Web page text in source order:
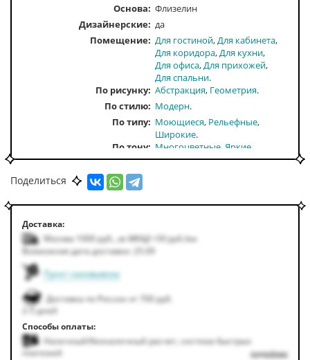
Основа: Флизелин
Дизайнерские: да
Помещение Для гостиной Для кабинета
Для коридора Для кухни
Для офиса Для прихожей
Для спальни
По рисунку Абстракция Геометрия
По стилю
Модерн
По типу
Моющиеся Рельефные
Широкие
По тону
Многоцветные Яркие
По цвету Голубой Серый Синий
Поделиться
Доставка:
Москва 1000руб. за МКАД +50руб. /км
Возможная дата доставки: 25.09
Пункт самовывоза
Доставка по России от 700 руб.
2-5 дней
Способы оплаты:
Наличный/безналичный расчет, система быстрых
платежей
подробнее